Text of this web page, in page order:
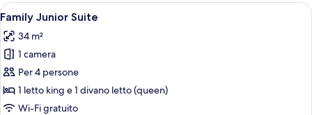
Apri
tutte
le
foto
per
Family
Junior
Una camera d'albergo con un letto,
4
Family Junior Suite
34 m²
1 camera
Per 4 persone
1 letto king e 1 divano letto (queen)
Wi-Fi gratuito